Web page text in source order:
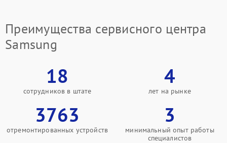
Преимущества сервисного центра
Samsung
18
сотрудников в штате
4
лет на рынке
3763
отремонтированных устройств
3
минимальный опыт работы
специалистов